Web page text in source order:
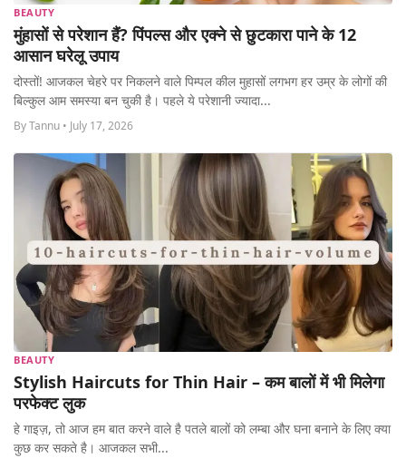
BEAUTY
मुंहासों से परेशान हैं? पिंपल्स और एक्ने से छुटकारा पाने के 12
आसान घरेलू उपाय
दोस्तों! आजकल चेहरे पर निकलने वाले पिम्पल कील मुहासों लगभग हर उम्र के लोगों की
बिल्कुल आम समस्या बन चुकी है। पहले ये परेशानी ज्यादा...
By Tannu • July 17, 2026
BEAUTY
Stylish Haircuts for Thin Hair – कम बालों में भी मिलेगा
परफेक्ट लुक
हे गाइज़, तो आज हम बात करने वाले है पतले बालों को लम्बा और घना बनाने के लिए क्या
कुछ कर सकते है। आजकल सभी...